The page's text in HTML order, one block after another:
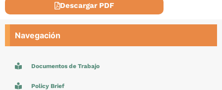
Descargar PDF
Navegación
Documentos de Trabajo
Policy Brief